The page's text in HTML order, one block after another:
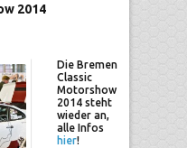
2014
Die Bremen
Classic
Motorshow
2014 steht
wieder an,
alle Infos
hier!